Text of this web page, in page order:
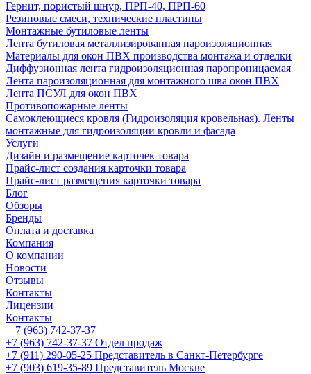
Гернит, пористый шнур, ПРП-40, ПРП-60
Резиновые смеси, технические пластины
Монтажные бутиловые ленты
Лента бутиловая металлизированная пароизоляционная
Материалы для окон ПВХ производства монтажа и отделки
Диффузионная лента гидроизоляционная паропроницаемая
Лента пароизоляционная для монтажного шва окон ПВХ
Лента ПСУЛ для окон ПВХ
Противопожарные ленты
Самоклеющиеся кровля (Гидроизоляция кровельная). Ленты
монтажные для гидроизоляции кровли и фасада
Услуги
Дизайн и размещение карточек товара
Прайс-лист создания карточки товара
Прайс-лист размещения карточки товара
Блог
Обзоры
Бренды
Оплата и доставка
Компания
О компании
Новости
Отзывы
Контакты
Лицензии
Контакты
+7 (963) 742-37-37
+7 (963) 742-37-37 Отдел продаж
+7 (911) 290-05-25 Представитель в Санкт-Петербурге
+7 (903) 619-35-89 Представитель Москве